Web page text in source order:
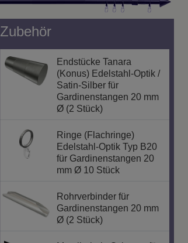
Zubehör
Endstücke Tanara
(Konus) Edelstahl-Optik /
Satin-Silber für
Gardinenstangen 20 mm
Ø (2 Stück)
Ringe (Flachringe)
Edelstahl-Optik Typ B20
für Gardinenstangen 20
mm Ø 10 Stück
Rohrverbinder für
Gardinenstangen 20 mm
Ø (2 Stück)